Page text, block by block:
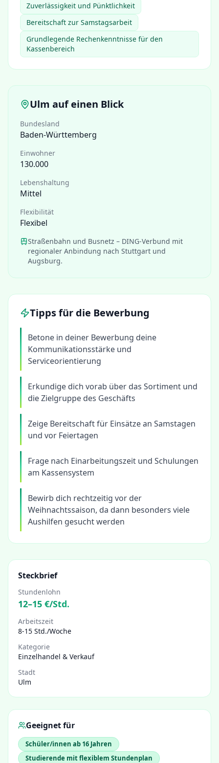
Zuverlässigkeit und Pünktlichkeit
Bereitschaft zur Samstagsarbeit
Grundlegende Rechenkenntnisse für den
Kassenbereich
Ulm auf einen Blick
Bundesland
Baden-Württemberg
Einwohner
130.000
Lebenshaltung
Mittel
Flexibilität
Flexibel
Straßenbahn und Busnetz – DING-Verbund mit
regionaler Anbindung nach Stuttgart und
Augsburg.
Tipps für die Bewerbung
Betone in deiner Bewerbung deine
Kommunikationsstärke und
Serviceorientierung
Erkundige dich vorab über das Sortiment und
die Zielgruppe des Geschäfts
Zeige Bereitschaft für Einsätze an Samstagen
und vor Feiertagen
Frage nach Einarbeitungszeit und Schulungen
am Kassensystem
Bewirb dich rechtzeitig vor der
Weihnachtssaison, da dann besonders viele
Aushilfen gesucht werden
Steckbrief
Stundenlohn
12–15 €/Std.
Arbeitszeit
8-15 Std./Woche
Kategorie
Einzelhandel & Verkauf
Stadt
Ulm
Geeignet für
Schüler/innen ab 16 Jahren
Studierende mit flexiblem Stundenplan